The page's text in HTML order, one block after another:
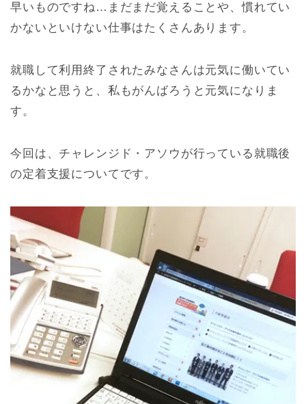
早いものですね…まだまだ覚えることや、慣れてい
かないといけない仕事はたくさんあります。
就職して利用終了されたみなさんは元気に働いてい
るかなと思うと、私もがんばろうと元気になりま
す。
今回は、チャレンジド・アソウが行っている就職後
の定着支援についてです。